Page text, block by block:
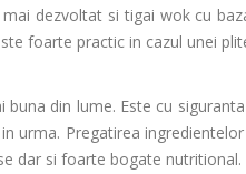
dezvoltat si tigai wok cu
foarte practic in cazul unei
din lume. Este cu
urma. Pregatirea
dar si foarte bogate nutritional.